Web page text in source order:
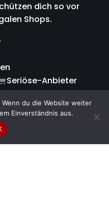
dich so vor
Shops.
Seriöse-Anbieter
Service
du die Website weiter
Einverständnis aus.